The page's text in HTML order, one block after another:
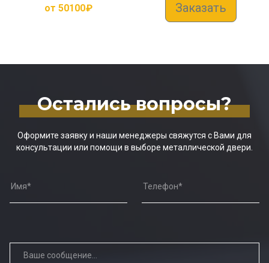
от 50100₽ Заказать
Остались вопросы?
Оформите заявку и наши менеджеры свяжутся с Вами для
консультации или помощи в выборе металлической двери.